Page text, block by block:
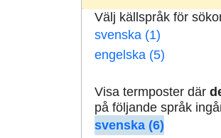
Välj källspråk för
svenska (1)
engelska (5)
Visa termposter där
på följande språk
svenska (6)